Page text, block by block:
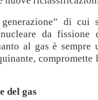
di cui
da fissione
al gas è sempre
compromette
del gas